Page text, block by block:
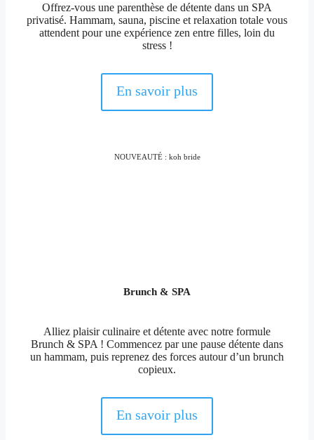
Offrez-vous une parenthèse de détente dans un SPA
privatisé. Hammam, sauna, piscine et relaxation totale vous
attendent pour une expérience zen entre filles, loin du
stress !
En savoir plus
NOUVEAUTÉ : koh bride
Brunch & SPA
Alliez plaisir culinaire et détente avec notre formule
Brunch & SPA ! Commencez par une pause détente dans
un hammam, puis reprenez des forces autour d’un brunch
copieux.
En savoir plus